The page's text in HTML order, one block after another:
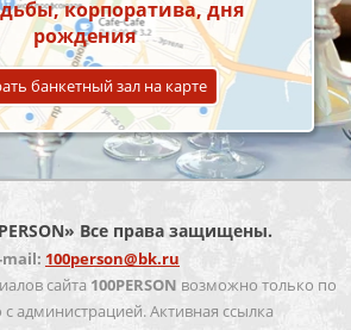
корпоратива, дня
рождения
банкетный зал на карте
Все права защищены.
mail: 100person@bk.ru
сайта 100PERSON возможно только по
администрацией. Активная ссылка